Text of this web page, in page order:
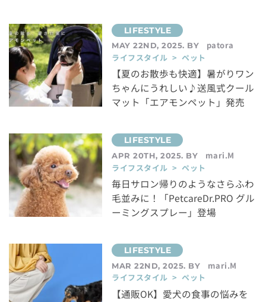
MAY 22ND, 2025. BY
patora
ライフスタイル > ペット
【夏のお散歩も快適】暑がりワン
ちゃんにうれしい♪送風式クール
マット「エアモンペット」発売
APR 20TH, 2025. BY
mari.M
ライフスタイル > ペット
毎日サロン帰りのようなさらふわ
毛並みに！「PetcareDr.PRO グル
ーミングスプレー」登場
MAR 22ND, 2025. BY
mari.M
ライフスタイル > ペット
【通販OK】愛犬の食事の悩みを